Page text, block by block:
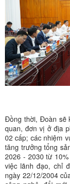
Đồng thời, Đoàn sẽ
quan, đơn vị ở địa
02 cấp; các nhiệm
tăng trưởng tổng
2026 - 2030 từ
việc lãnh đạo, chỉ
ngày 22/12/2004